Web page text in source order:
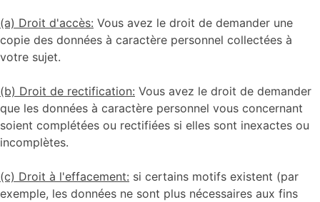
(a) Droit d'accès: Vous avez le droit de demander une
copie des données à caractère personnel collectées à
votre sujet.
(b) Droit de rectification: Vous avez le droit de demander
que les données à caractère personnel vous concernant
soient complétées ou rectifiées si elles sont inexactes ou
incomplètes.
(c) Droit à l'effacement: si certains motifs existent (par
exemple, les données ne sont plus nécessaires aux fins